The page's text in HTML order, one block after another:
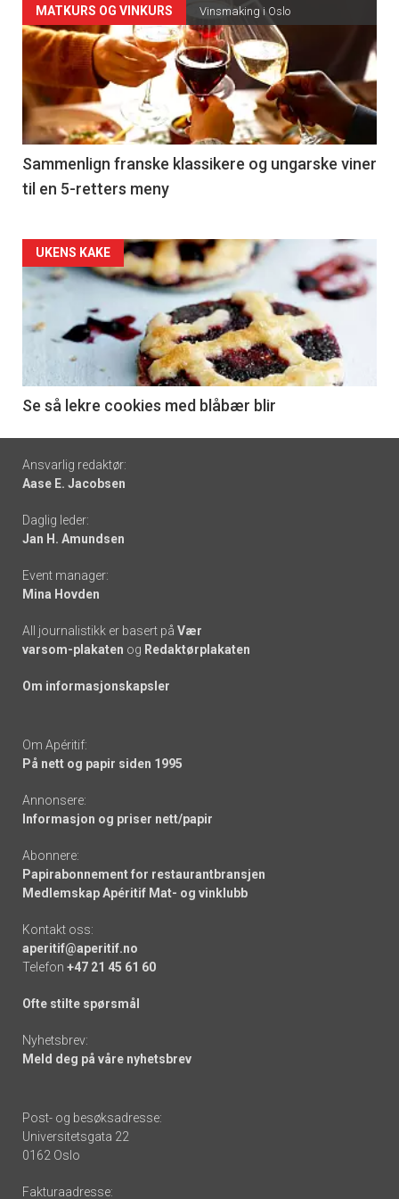
Forsiden
akkurat
nå
-
5
MATKURS OG VINKURS Vinsmaking i Oslo
Sammenlign franske klassikere og ungarske viner
til en 5-retters meny
Forsiden
akkurat
nå
6
UKENS KAKE
Se så lekre cookies med blåbær blir
Footer
-
links
Ansvarlig redaktør:
Aase E. Jacobsen
Daglig leder:
Jan H. Amundsen
Event manager:
Mina Hovden
All journalistikk er basert på Vær
varsom-plakaten og Redaktørplakaten
Om informasjonskapsler
Om Apéritif:
På nett og papir siden 1995
Annonsere:
Informasjon og priser nett/papir
Abonnere:
Papirabonnement for restaurantbransjen
Medlemskap Apéritif Mat- og vinklubb
Kontakt oss:
aperitif@aperitif.no
Telefon +47 21 45 61 60
Ofte stilte spørsmål
Nyhetsbrev:
Meld deg på våre nyhetsbrev
Post- og besøksadresse:
Universitetsgata 22
0162 Oslo
Fakturaadresse: